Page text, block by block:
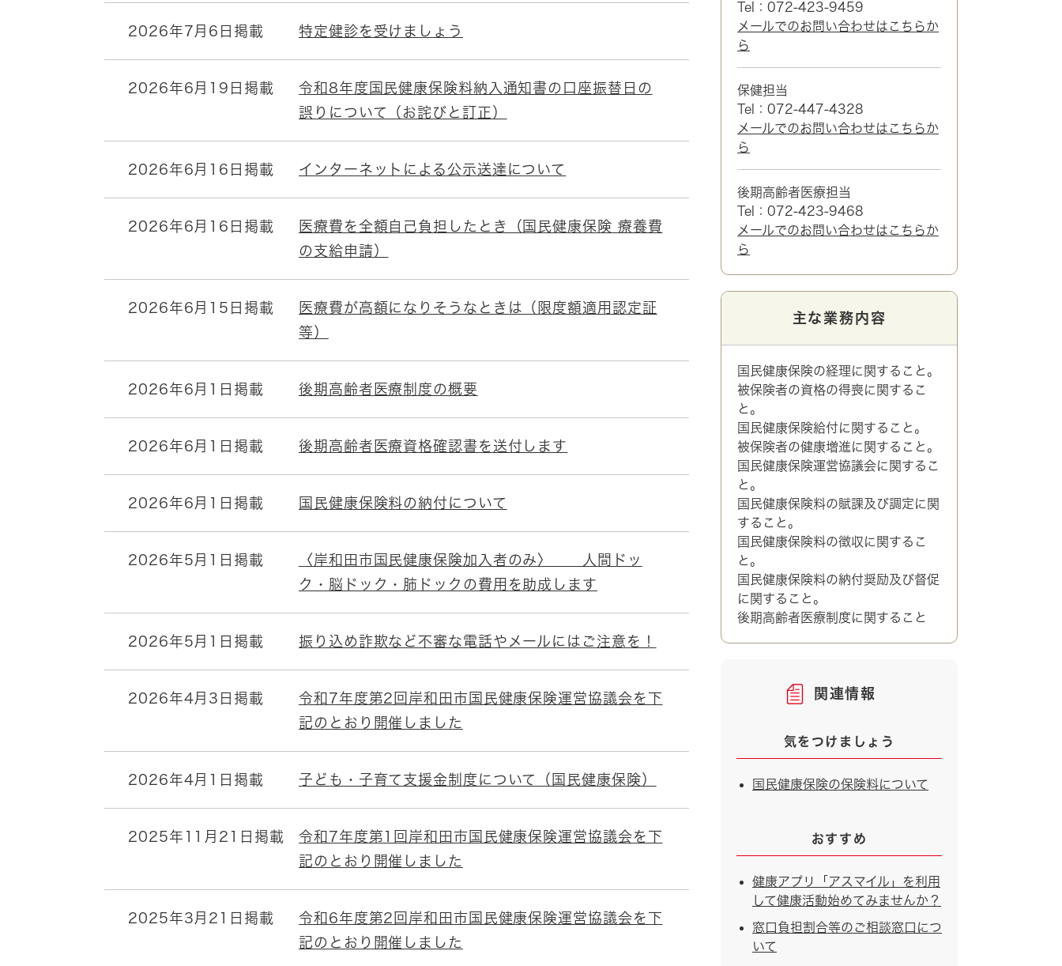
2026年7月6日掲載 特定健診を受けましょう
2026年6月19日掲載
令和8年度国民健康保険料納入通知書の口座振替日の
誤りについて（お詫びと訂正）
2026年6月16日掲載 インターネットによる公示送達について
2026年6月16日掲載
医療費を全額自己負担したとき（国民健康保険 療養費
の支給申請）
2026年6月15日掲載
医療費が高額になりそうなときは（限度額適用認定証
等）
2026年6月1日掲載 後期高齢者医療制度の概要
2026年6月1日掲載 後期高齢者医療資格確認書を送付します
2026年6月1日掲載 国民健康保険料の納付について
2026年5月1日掲載
〈岸和田市国民健康保険加入者のみ〉 人間ドッ
ク・脳ドック・肺ドックの費用を助成します
2026年5月1日掲載 振り込め詐欺など不審な電話やメールにはご注意を！
2026年4月3日掲載
令和7年度第2回岸和田市国民健康保険運営協議会を下
記のとおり開催しました
2026年4月1日掲載 子ども・子育て支援金制度について（国民健康保険）
2025年11月21日掲載
令和7年度第1回岸和田市国民健康保険運営協議会を下
記のとおり開催しました
2025年3月21日掲載
令和6年度第2回岸和田市国民健康保険運営協議会を下
記のとおり開催しました
Tel：072-423-9459
メールでのお問い合わせはこちらか
ら
保健担当
Tel：072-447-4328
メールでのお問い合わせはこちらか
ら
後期高齢者医療担当
Tel：072-423-9468
メールでのお問い合わせはこちらか
ら
主な業務内容
国民健康保険の経理に関すること。
被保険者の資格の得喪に関するこ
と。
国民健康保険給付に関すること。
被保険者の健康増進に関すること。
国民健康保険運営協議会に関するこ
と。
国民健康保険料の賦課及び調定に関
すること。
国民健康保険料の徴収に関するこ
と。
国民健康保険料の納付奨励及び督促
に関すること。
後期高齢者医療制度に関すること
関連情報
気をつけましょう
国民健康保険の保険料について
おすすめ
健康アプリ「アスマイル」を利用
して健康活動始めてみませんか？
窓口負担割合等のご相談窓口につ
いて